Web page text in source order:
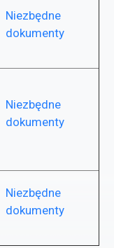
Niezbędne
dokumenty
Niezbędne
dokumenty
Niezbędne
dokumenty